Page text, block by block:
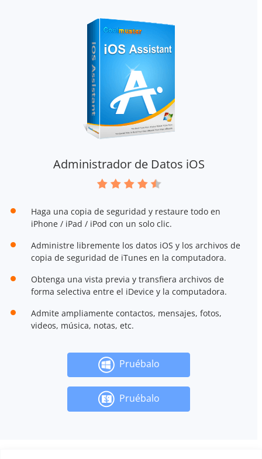
Administrador de Datos iOS
Haga una copia de seguridad y restaure todo en
iPhone / iPad / iPod con un solo clic.
Administre libremente los datos iOS y los archivos de
copia de seguridad de iTunes en la computadora.
Obtenga una vista previa y transfiera archivos de
forma selectiva entre el iDevice y la computadora.
Admite ampliamente contactos, mensajes, fotos,
videos, música, notas, etc.
Pruébalo
Pruébalo